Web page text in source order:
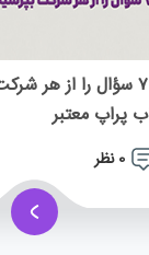
قبل از خرید پراپ، این ۷ سؤال را از هر
پراپ معتبر
0 نظر